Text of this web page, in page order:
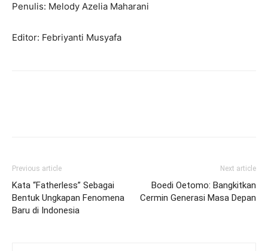
Penulis: Melody Azelia Maharani
Editor: Febriyanti Musyafa
Previous article
Kata “Fatherless” Sebagai
Bentuk Ungkapan Fenomena
Baru di Indonesia
Next article
Boedi Oetomo: Bangkitkan
Cermin Generasi Masa Depan